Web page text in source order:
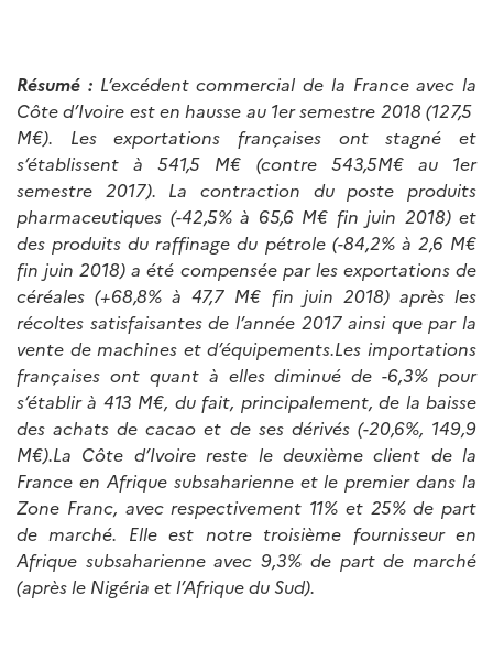
Résumé :L’excédent commercial de la France avec la
Côte d’Ivoire est en hausse au 1er semestre 2018 (127,5
M€). Les exportations françaises ont stagné et
s’établissent à 541,5 M€ (contre 543,5M€ au 1er
semestre 2017). La contraction du poste produits
pharmaceutiques (-42,5% à 65,6 M€ fin juin 2018) et
des produits du raffinage du pétrole (-84,2% à 2,6 M€
fin juin 2018) a été compensée par les exportations de
céréales (+68,8% à 47,7 M€ fin juin 2018) après les
récoltes satisfaisantes de l’année 2017 ainsi que par la
vente de machines et d’équipements.Les importations
françaises ont quant à elles diminué de -6,3% pour
s’établir à 413 M€, du fait, principalement, de la baisse
des achats de cacao et de ses dérivés (-20,6%, 149,9
M€).La Côte d’Ivoire reste le deuxième client de la
France en Afrique subsaharienne et le premier dans la
Zone Franc, avec respectivement 11% et 25% de part
de marché. Elle est notre troisième fournisseur en
Afrique subsaharienne avec 9,3% de part de marché
(après le Nigéria et l’Afrique du Sud).